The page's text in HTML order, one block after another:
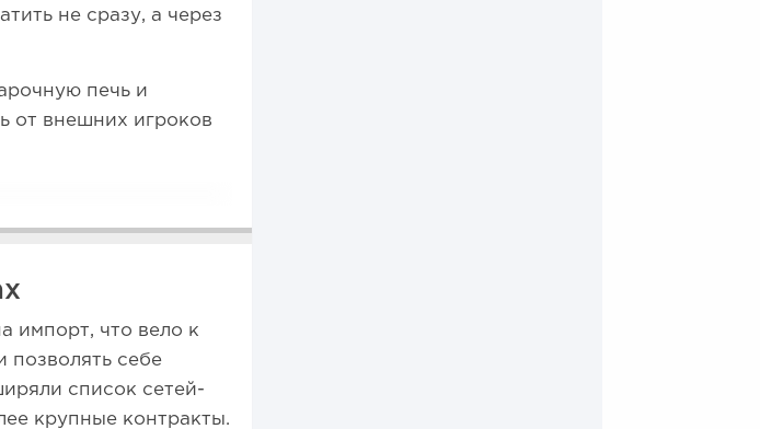
не сразу, а через
печь и
от внешних игроков
импорт, что вело к
себе
список сетей-
крупные контракты.